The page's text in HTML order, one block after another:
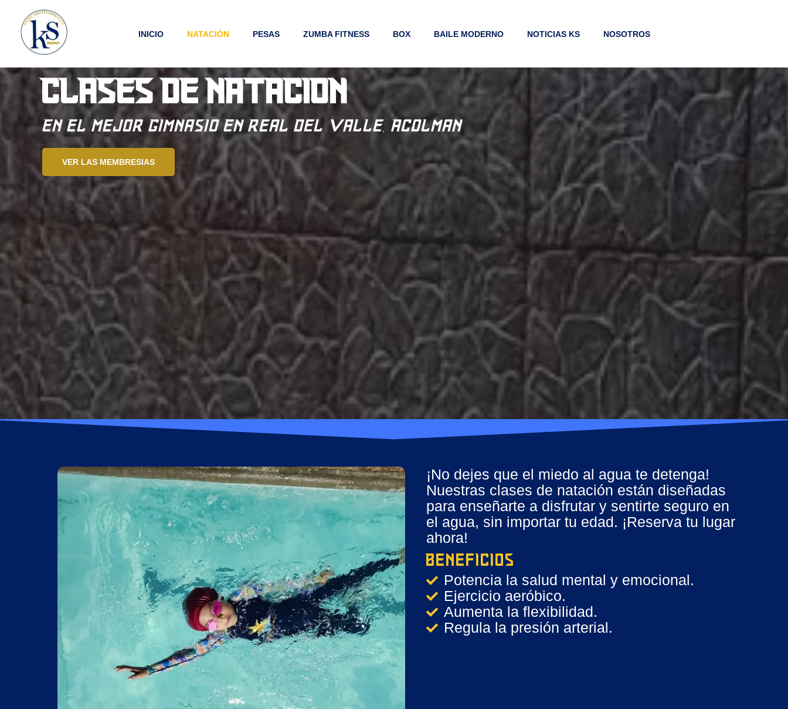
contenido
INICIO NATACIÓN PESAS ZUMBA FITNESS BOX BAILE MODERNO NOTICIAS KS NOSOTROS
CLASES DE NATACION
En El Mejor Gimnasio En Real Del Valle, Acolman
VER LAS MEMBRESIAS
¡No dejes que el miedo al agua te detenga!
Nuestras clases de natación están diseñadas
para enseñarte a disfrutar y sentirte seguro en
el agua, sin importar tu edad. ¡Reserva tu lugar
ahora!
Beneficios
Potencia la salud mental y emocional.
Ejercicio aeróbico.
Aumenta la flexibilidad.
Regula la presión arterial.